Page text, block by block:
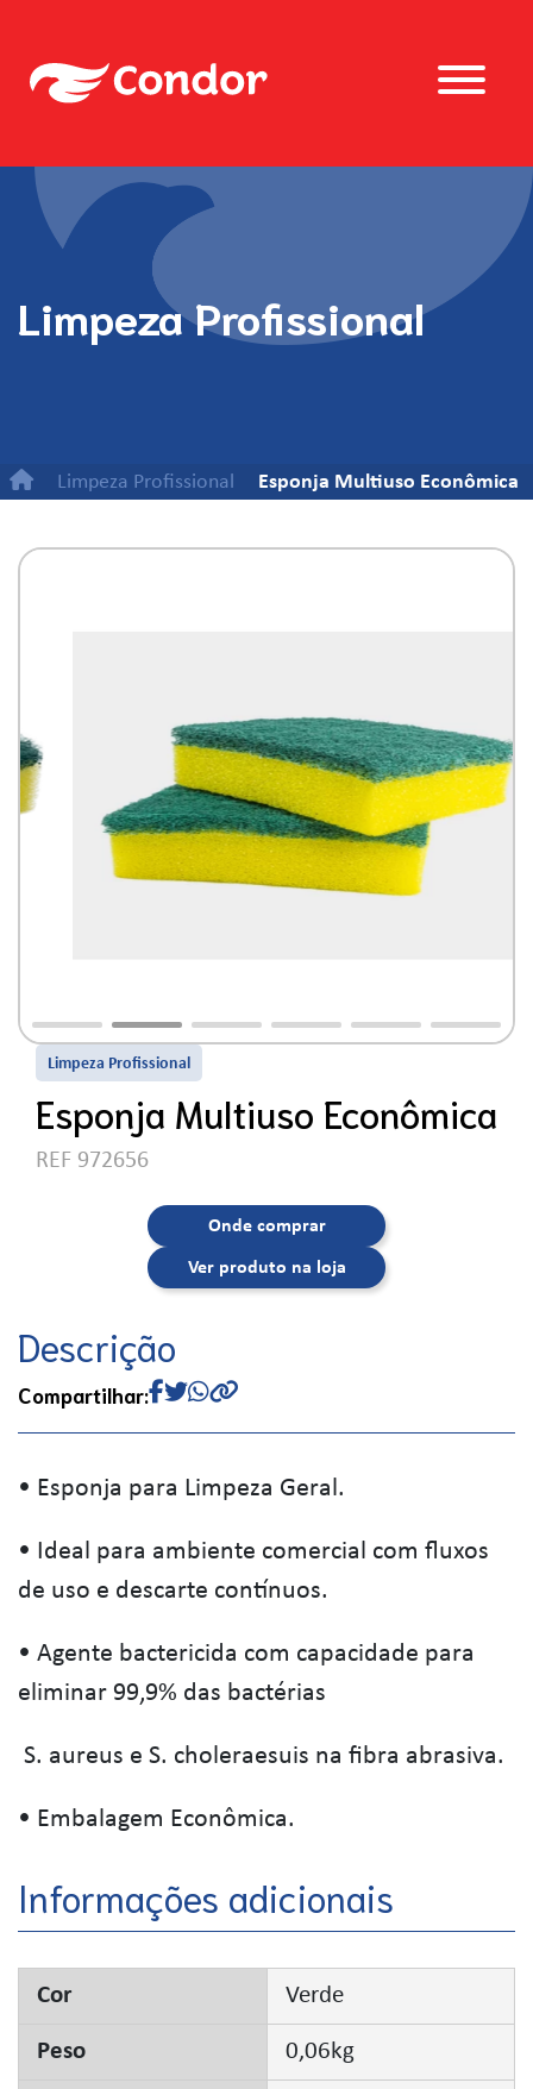
Limpeza Profissional
Limpeza Profissional Esponja Multiuso Econômica
Limpeza Profissional
Esponja Multiuso Econômica
REF 972656
Onde comprar
Ver produto na loja
Descrição
Compartilhar:
• Esponja para Limpeza Geral.
• Ideal para ambiente comercial com fluxos
de uso e descarte contínuos.
• Agente bactericida com capacidade para
eliminar 99,9% das bactérias
S. aureus e S. choleraesuis na fibra abrasiva.
• Embalagem Econômica.
Informações adicionais
Cor Verde
Peso 0,06kg